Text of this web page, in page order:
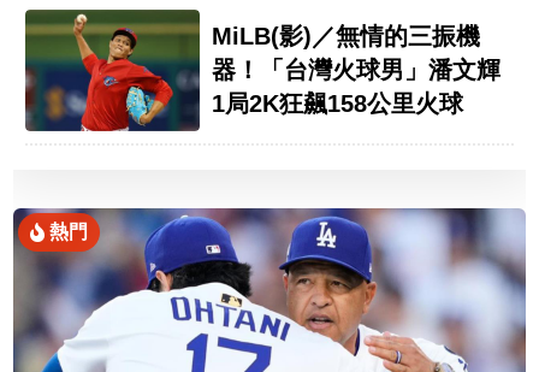
MiLB(影)／無情的三振機
器！「台灣火球男」潘文輝
1局2K狂飆158公里火球
熱門